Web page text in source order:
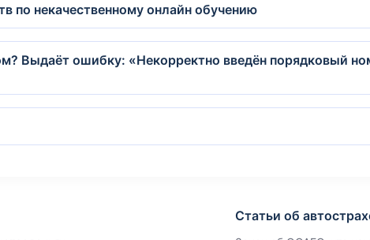
по некачественному онлайн обучению
Выдаёт ошибку: «Некорректно введён порядковый
Статьи об